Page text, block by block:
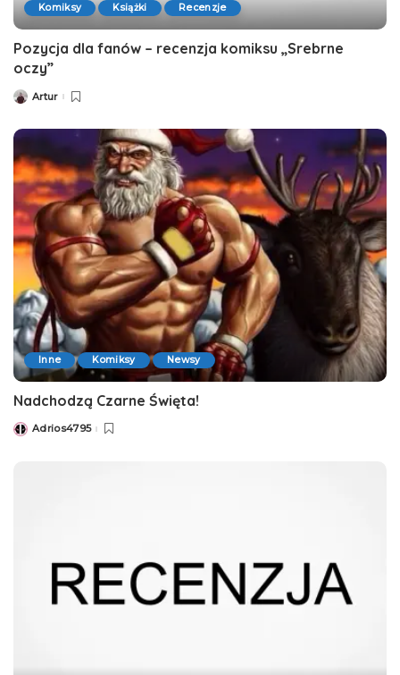
Komiksy Książki Recenzje
Pozycja dla fanów – recenzja komiksu „Srebrne
oczy”
Posted
Artur
Inne Komiksy Newsy
Nadchodzą Czarne Święta!
PostedAdrios4795